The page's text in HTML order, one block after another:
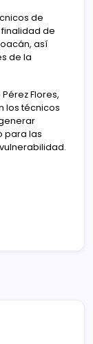
de
de
así
de la
Flores,
los técnicos
para las